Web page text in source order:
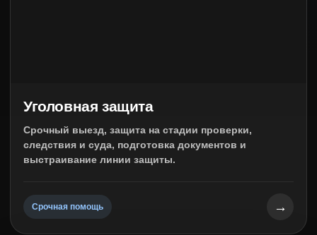
Уголовная защита
Срочный выезд, защита на стадии проверки,
следствия и суда, подготовка документов и
выстраивание линии защиты.
Срочная помощь →